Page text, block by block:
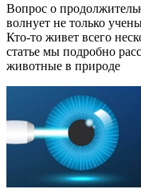
Вопрос о
волнует не только
Кто-то живет всего
статье мы подробно
животные в природе